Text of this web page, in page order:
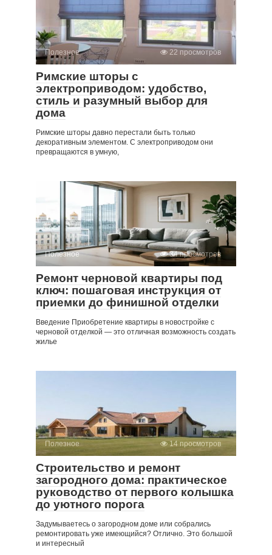
Полезное 22 просмотров
Римские шторы с
электроприводом: удобство,
стиль и разумный выбор для
дома
Римские шторы давно перестали быть только
декоративным элементом. С электроприводом они
превращаются в умную,
Полезное 34 просмотров
Ремонт черновой квартиры под
ключ: пошаговая инструкция от
приемки до финишной отделки
Введение Приобретение квартиры в новостройке с
черновой отделкой — это отличная возможность создать
жилье
Полезное 14 просмотров
Строительство и ремонт
загородного дома: практическое
руководство от первого колышка
до уютного порога
Задумываетесь о загородном доме или собрались
ремонтировать уже имеющийся? Отлично. Это большой
и интересный